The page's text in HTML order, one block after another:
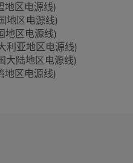
地区电源线)
地区电源线)
地区电源线)
利亚地区电源线)
大陆地区电源线)
地区电源线)